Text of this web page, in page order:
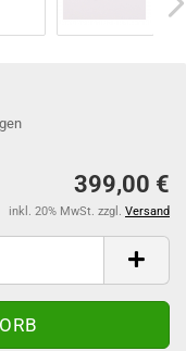
399,00 €
inkl. 20% MwSt. zzgl. Versand